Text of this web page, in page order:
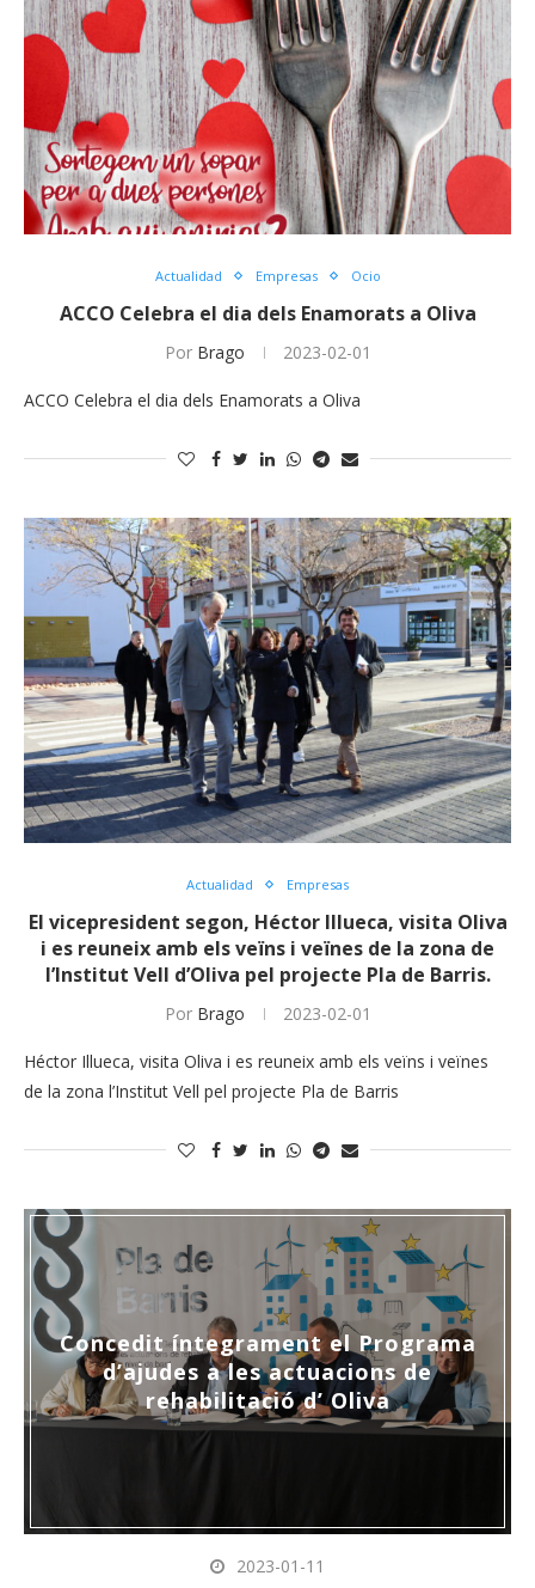
Actualidad Empresas Ocio
ACCO Celebra el dia dels Enamorats a Oliva
Por Brago 2023-02-01
ACCO Celebra el dia dels Enamorats a Oliva
Actualidad Empresas
El vicepresident segon, Héctor Illueca, visita Oliva
i es reuneix amb els veïns i veïnes de la zona de
l’Institut Vell d’Oliva pel projecte Pla de Barris.
Por Brago 2023-02-01
Héctor Illueca, visita Oliva i es reuneix amb els veïns i veïnes
de la zona l’Institut Vell pel projecte Pla de Barris
Concedit íntegrament el Programa
d’ajudes a les actuacions de
rehabilitació d’ Oliva
2023-01-11